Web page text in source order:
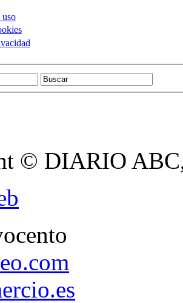
uso
© DIARIO